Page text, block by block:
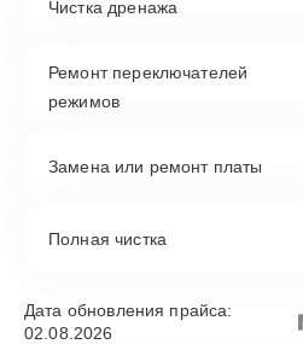
Чистка дренажа
Ремонт переключателей
режимов
Замена или ремонт платы
Полная чистка
Дата обновления прайса:
02.08.2026